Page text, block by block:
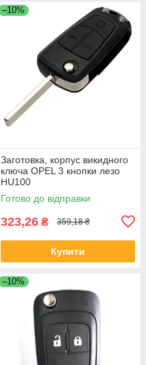
–10%
Заготовка, корпус викидного
ключа OPEL 3 кнопки лезо
HU100
Готово до відправки
323,26 ₴ 359,18 ₴
Купити
–10%